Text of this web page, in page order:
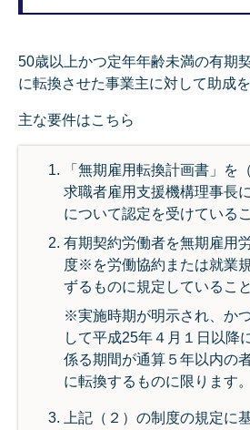
50歳以上かつ定年年齢未満の有期
に転換させた事業主に対して助成
主な要件はこちら
「無期雇用転換計画書」を
求職者雇用支援機構理事長
について認定を受けているこ
有期契約労働者を無期雇用
度※を労働協約または就業
ずるものに規定していること
※実施時期が明示され、か
して平成25年４月１日以降
係る期間が通算５年以内の
に転換するものに限ります。
上記（２）の制度の規定に